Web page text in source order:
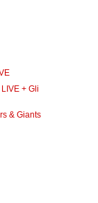
+ Gli
& Giants